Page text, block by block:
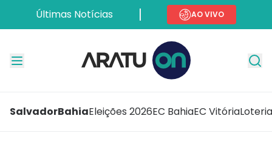
Últimas Notícias AO VIVO
SalvadorBahiaEleições 2026EC BahiaEC Vitória